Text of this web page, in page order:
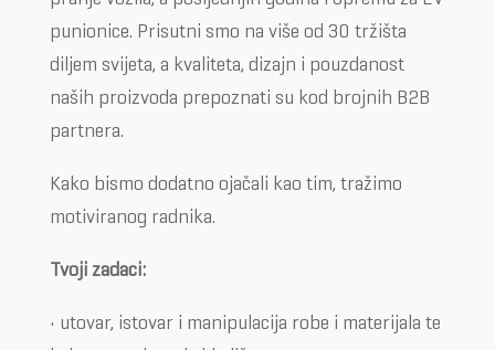
punionice. Prisutni smo na više od 30 tržišta
diljem svijeta, a kvaliteta, dizajn i pouzdanost
naših proizvoda prepoznati su kod brojnih B2B
partnera.
Kako bismo dodatno ojačali kao tim, tražimo
motiviranog radnika.
Tvoji zadaci:
• utovar, istovar i manipulacija robe i materijala te